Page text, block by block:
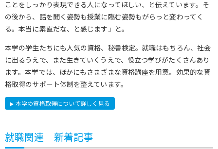
ことをしっかり表現できる人になってほしい、と伝えています。そ
の後から、話を聞く姿勢も授業に臨む姿勢もがらっと変わってく
る。本当に素直だな、と感じます」と。
本学の学生たちにも人気の資格、秘書検定。就職はもちろん、社会
に出るうえで、また生きていくうえで、役立つ学びがたくさんあり
ます。本学では、ほかにもさまざまな資格講座を用意。効果的な資
格取得のサポート体制を整えています。
本学の資格取得について詳しく見る
就職関連 新着記事